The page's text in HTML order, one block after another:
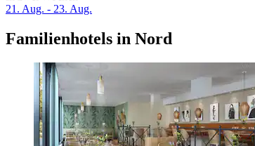
21. Aug. - 23. Aug.
Familienhotels in Nord